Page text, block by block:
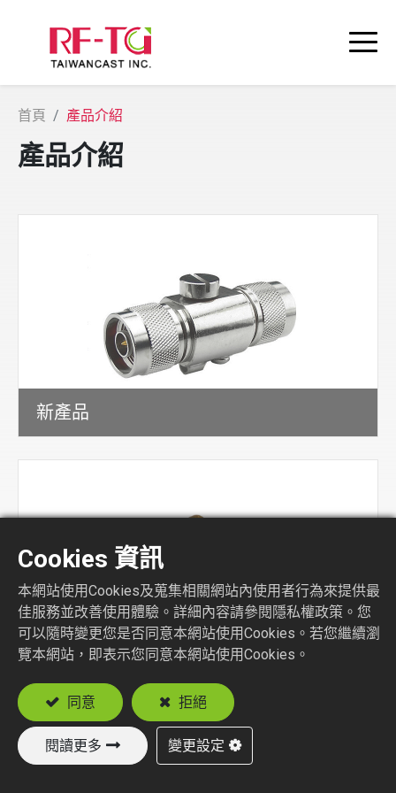
首頁 產品介紹
產品介紹
新產品
RF 連接器
Cookies 資訊
本網站使用Cookies及蒐集相關網站內使用者行為來提供最
佳服務並改善使用體驗。詳細內容請參閱隱私權政策。您
可以隨時變更您是否同意本網站使用Cookies。若您繼續瀏
覽本網站，即表示您同意本網站使用Cookies。
同意 拒絕
閱讀更多 變更設定